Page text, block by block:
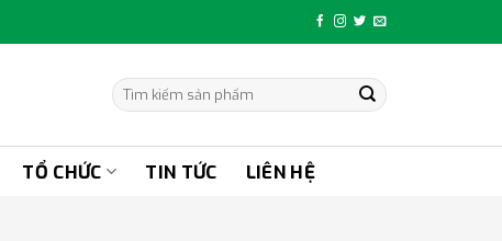
Tìm
kiếm:
TỔ CHỨC TIN TỨC LIÊN HỆ